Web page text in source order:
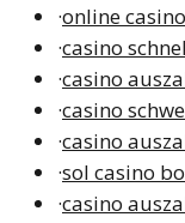
·online
·casino
·casino
·casino
·casino
·sol casino
·casino